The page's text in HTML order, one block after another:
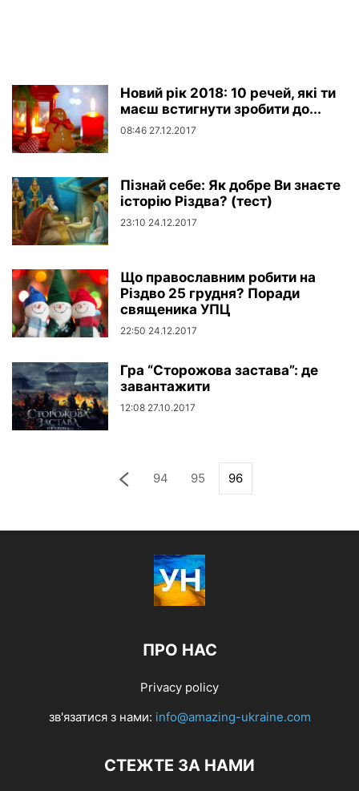
Новий рік 2018: 10 речей, які ти
маєш встигнути зробити до...
08:46 27.12.2017
Пізнай себе: Як добре Ви знаєте
історію Різдва? (тест)
23:10 24.12.2017
Що православним робити на
Різдво 25 грудня? Поради
священика УПЦ
22:50 24.12.2017
Гра “Сторожова застава”: де
завантажити
12:08 27.10.2017
94 95 96
ПРО НАС
Privacy policy
зв'язатися з нами: info@amazing-ukraine.com
СТЕЖТЕ ЗА НАМИ